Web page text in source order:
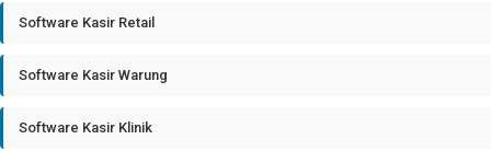
Software Kasir Retail
Software Kasir Warung
Software Kasir Klinik